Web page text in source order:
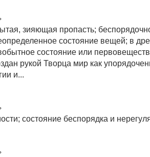
зияющая пропасть;
состояние вещей; в
состояние или
рукой Творца мир как
и...
состояние беспорядка и